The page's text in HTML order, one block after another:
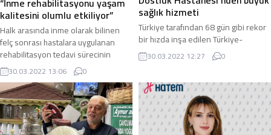
kalitesini olumlu etkiliyor”
Halk arasında inme olarak bilinen
felç sonrası hastalara uygulanan
rehabilitasyon tedavi sürecinin
hastaların yaşam kalitesini olumlu
yönde ...
30.03.2022 13:06 0
sağlık hizmeti
Türkiye tarafından 68 gün gibi rekor
bir hızda inşa edilen Türkiye-
Arnavutluk Fier Dostluk Hastanesi,
Arnavutluk halkına sağlık hizmeti
30.03.2022 12:27 0